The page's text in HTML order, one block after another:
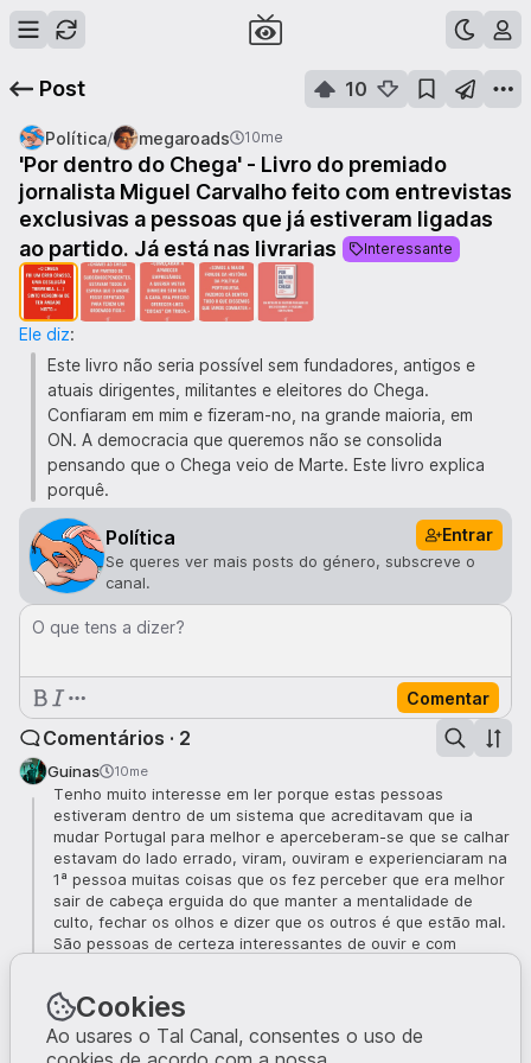
Post 10
Política/ megaroads 10me
'Por dentro do Chega' - Livro do premiado
jornalista Miguel Carvalho feito com entrevistas
exclusivas a pessoas que já estiveram ligadas
ao partido. Já está nas livrarias
Interessante
Ele diz:
Este livro não seria possível sem fundadores, antigos e
atuais dirigentes, militantes e eleitores do Chega.
Confiaram em mim e fizeram-no, na grande maioria, em
ON. A democracia que queremos não se consolida
pensando que o Chega veio de Marte. Este livro explica
porquê.
Política Entrar
Se queres ver mais posts do género, subscreve o
canal.
O que tens a dizer?
Comentar
Comentários · 2
Guinas 10me
Tenho muito interesse em ler porque estas pessoas
estiveram dentro de um sistema que acreditavam que ia
mudar Portugal para melhor e aperceberam-se que se calhar
estavam do lado errado, viram, ouviram e experienciaram na
1ª pessoa muitas coisas que os fez perceber que era melhor
sair de cabeça erguida do que manter a mentalidade de
culto, fechar os olhos e dizer que os outros é que estão mal.
São pessoas de certeza interessantes de ouvir e com
OlheQueNaoSotor
A preciosidade que é o chega ser um partido de
Cookies
Ao usares o Tal Canal, consentes o uso de